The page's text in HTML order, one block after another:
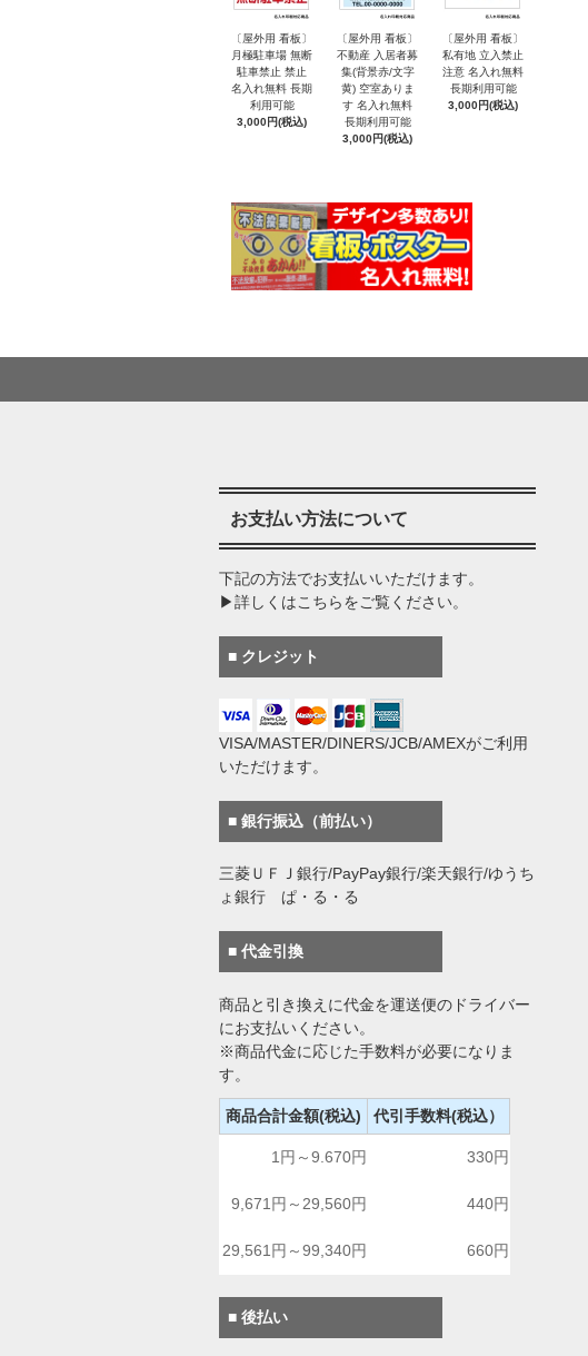
〔屋外用 看板〕
月極駐車場 無断
駐車禁止 禁止
名入れ無料 長期
利用可能
3,000円(税込)
〔屋外用 看板〕
不動産 入居者募
集(背景赤/文字
黄) 空室ありま
す 名入れ無料
長期利用可能
3,000円(税込)
〔屋外用 看板〕
私有地 立入禁止
注意 名入れ無料
長期利用可能
3,000円(税込)
お支払い方法について
下記の方法でお支払いいただけます。
▶詳しくはこちらをご覧ください。
■ クレジット
VISA/MASTER/DINERS/JCB/AMEXがご利用
いただけます。
■ 銀行振込（前払い）
三菱ＵＦＪ銀行/PayPay銀行/楽天銀行/ゆうち
ょ銀行 ぱ・る・る
■ 代金引換
商品と引き換えに代金を運送便のドライバー
にお支払いください。
※商品代金に応じた手数料が必要になりま
す。
商品合計金額(税込) 代引手数料(税込）
1円～9.670円 330円
9,671円～29,560円 440円
29,561円～99,340円 660円
■ 後払い